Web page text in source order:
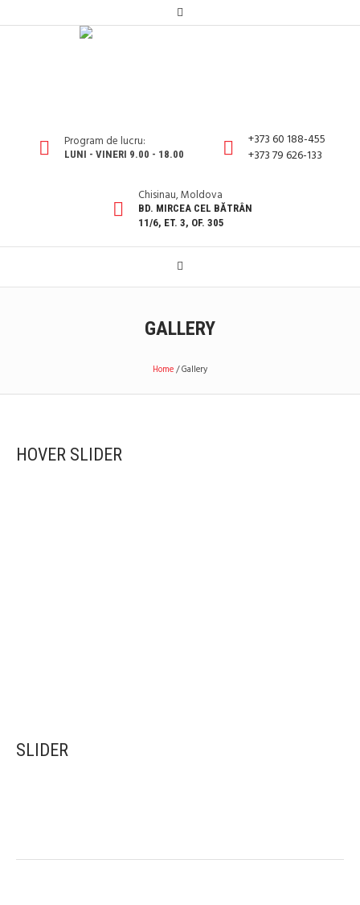
Program de lucru:
LUNI - VINERI 9.00 - 18.00
+373 60 188-455
+373 79 626-133
Chisinau, Moldova
BD. MIRCEA CEL BĂTRÂN
11/6, ET. 3, OF. 305
GALLERY
Home/Gallery
HOVER SLIDER
SLIDER